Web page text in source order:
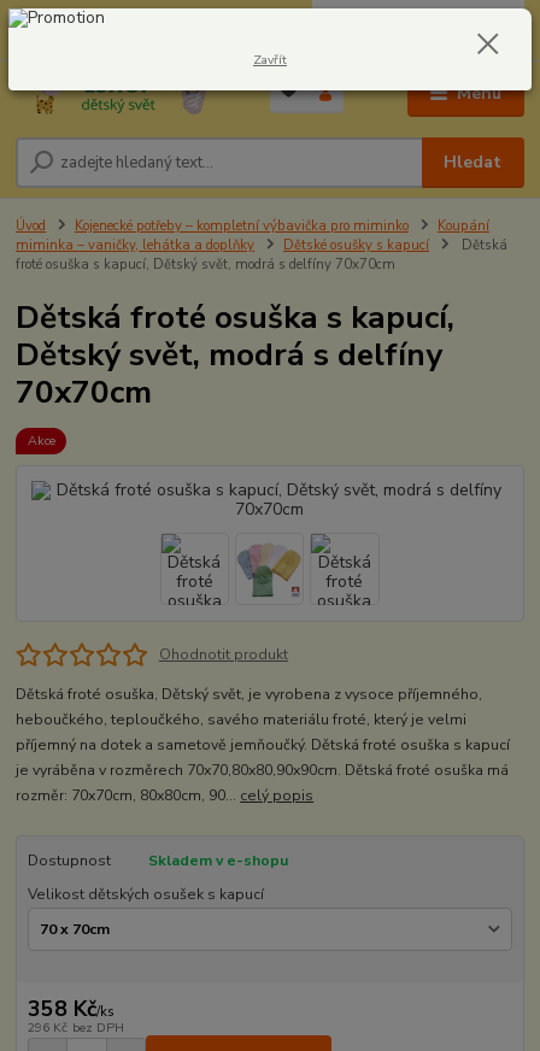
Menu
Hledat
604278943 0,00 Kč
Úvod Kojenecké potřeby – kompletní výbavička pro miminko
Koupání
miminka – vaničky, lehátka a doplňky
Dětské osušky s kapucí
Dětská
froté osuška s kapucí, Dětský svět, modrá s delfíny 70x70cm
Dětská froté osuška s kapucí,
Dětský svět, modrá s delfíny
70x70cm
Akce
Ohodnotit produkt
Dětská froté osuška, Dětský svět, je vyrobena z vysoce příjemného,
heboučkého, teploučkého, savého materiálu froté, který je velmi
příjemný na dotek a sametově jemňoučký. Dětská froté osuška s kapucí
je vyráběna v rozměrech 70x70,80x80,90x90cm. Dětská froté osuška má
rozměr: 70x70cm, 80x80cm, 90... celý popis
Dostupnost
Skladem v e-shopu
Velikost dětských osušek s kapucí
358 Kč/ks
296 Kč bez DPH
Zavřít